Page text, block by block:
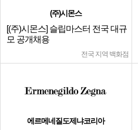
(주)시몬스
[(주)시몬스] 슬립마스터 전국 대규
모 공개채용
전국 지역 백화점
에르메네질도제냐코리아